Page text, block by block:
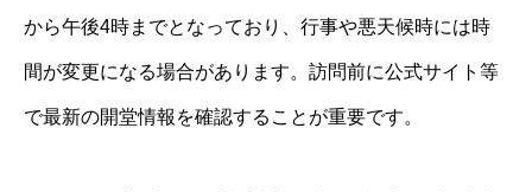
から午後4時までとなっており、行事や悪天候時には時
間が変更になる場合があります。訪問前に公式サイト等
で最新の開堂情報を確認することが重要です。